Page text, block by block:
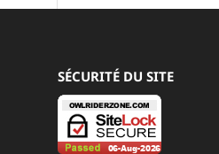
SÉCURITÉ DU SITE